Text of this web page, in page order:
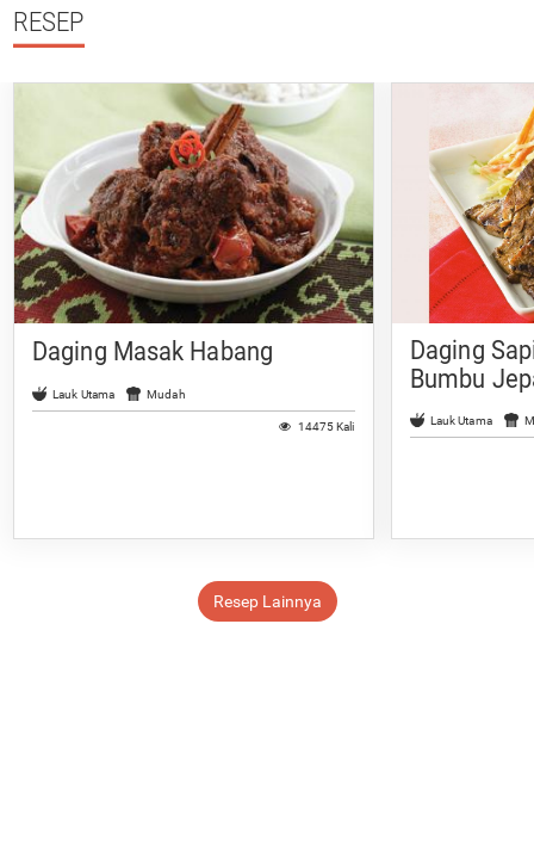
RESEP
Daging Masak Habang
Lauk Utama Mudah
14475 Kali
Daging
Bumbu
Lauk Utama
Resep Lainnya